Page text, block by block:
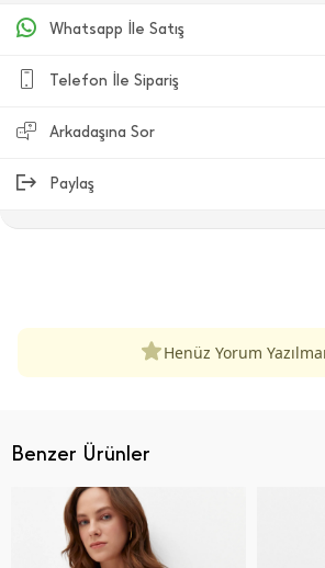
Whatsapp İle Satış
Telefon İle Sipariş
Arkadaşına Sor
Paylaş
Henüz Yorum
Benzer Ürünler